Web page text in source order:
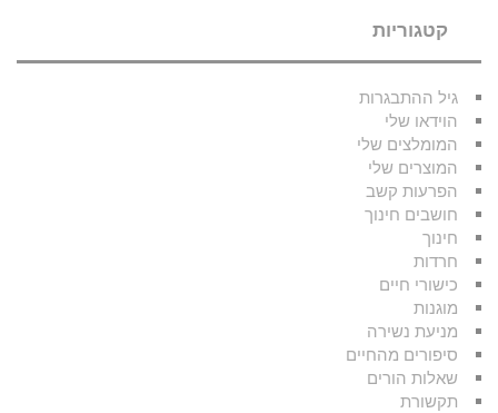
קטגוריות
גיל ההתבגרות
הוידאו שלי
המומלצים שלי
המוצרים שלי
הפרעות קשב
חושבים חינוך
חינוך
חרדות
כישורי חיים
מוגנות
מניעת נשירה
סיפורים מהחיים
שאלות הורים
תקשורת